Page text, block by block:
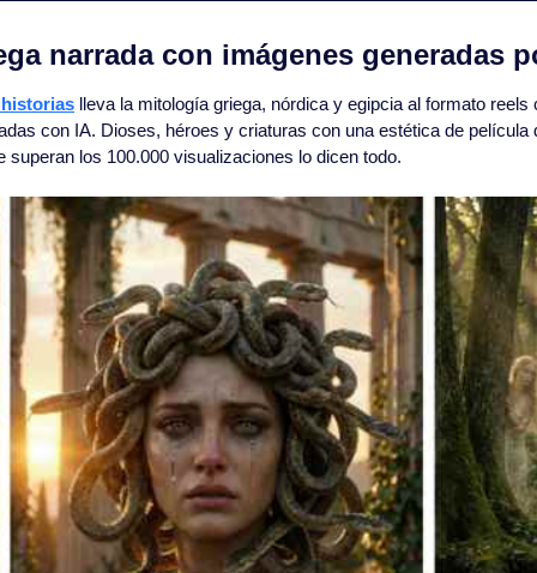
narrada con imágenes generadas
lleva la mitología griega, nórdica y egipcia al formato reels
con IA. Dioses, héroes y criaturas con una estética de película
superan los 100.000 visualizaciones lo dicen todo.